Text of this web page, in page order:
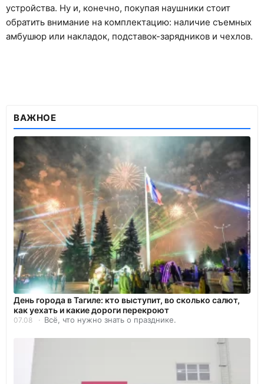
устройства. Ну и, конечно, покупая наушники стоит
обратить внимание на комплектацию: наличие съемных
амбушюр или накладок, подставок-зарядников и чехлов.
ВАЖНОЕ
День города в Тагиле: кто выступит, во сколько салют,
как уехать и какие дороги перекроют
07.08 Всё, что нужно знать о празднике.